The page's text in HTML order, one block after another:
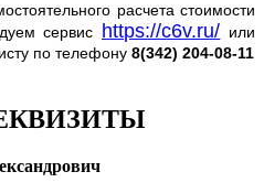
расчета стоимости
сервис
https://c6v.ru/ или
по телефону 8(342) 204-08-11